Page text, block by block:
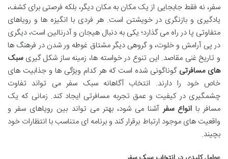
سفر، نه فقط جابجایی از یک مکان به مکان دیگر، بلکه فرصتی برای کشف،
یادگیری و بازنگری در خویشتن است. هر فردی با انگیزه ها و رویاهای
متفاوتی پا در راه می گذارد؛ یکی به دنبال هیجان و آدرنالین است، دیگری
در پی آرامش و خلوت، و گروهی دیگر مشتاق غوطه ور شدن در فرهنگ ها
و تاریخ غنی مقاصد. این تنوع در خواسته ها، زمینه ساز شکل گیریسبک
های مسافرتی گوناگونی شده است که هر کدام ویژگی ها و جذابیت های
خاص خود را دارند. انتخاب آگاهانه سبک سفر می تواند تفاوت
چشمگیری در کیفیت و عمق تجربه مسافرتی ایجاد کند. زمانی که یک
مسافر باانواع سفر آشنا می شود، بهتر می تواند بین رویاهای سفر و
واقعیت های موجود ارتباط برقرار کند و برنامه ای متناسب با انتظارات خود
بچیند.